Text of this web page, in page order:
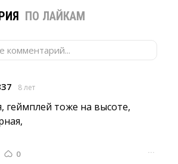
ПО ЛАЙКАМ
комментарий...
8 лет
геймплей тоже на высоте,
0 ···